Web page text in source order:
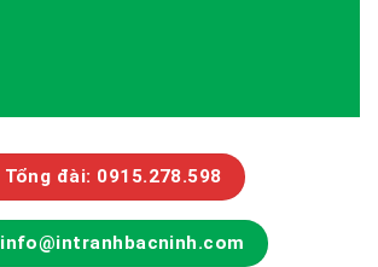
Tổng đài: 0915.278.598
info@intranhbacninh.com